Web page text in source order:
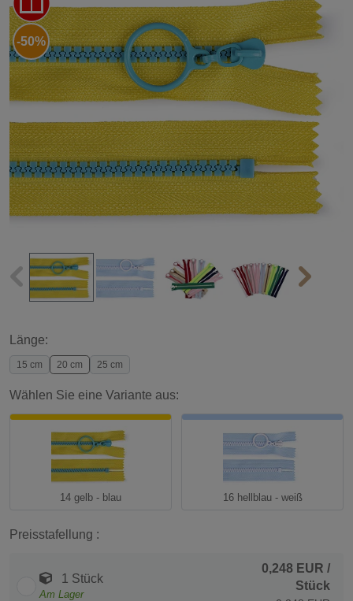
-50%
Länge:
15 cm 20 cm 25 cm
Wählen Sie eine Variante aus:
14 gelb - blau 16 hellblau - weiß
Preisstafellung :
1 Stück
Am Lager
0,248 EUR /
Stück